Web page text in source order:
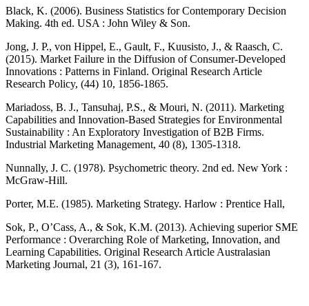
Black, K. (2006). Business Statistics for Contemporary Decision
Making. 4th ed. USA : John Wiley & Son.
Jong, J. P., von Hippel, E., Gault, F., Kuusisto, J., & Raasch, C.
(2015). Market Failure in the Diffusion of Consumer-Developed
Innovations : Patterns in Finland. Original Research Article
Research Policy, (44) 10, 1856-1865.
Mariadoss, B. J., Tansuhaj, P.S., & Mouri, N. (2011). Marketing
Capabilities and Innovation-Based Strategies for Environmental
Sustainability : An Exploratory Investigation of B2B Firms.
Industrial Marketing Management, 40 (8), 1305-1318.
Nunnally, J. C. (1978). Psychometric theory. 2nd ed. New York :
McGraw-Hill.
Porter, M.E. (1985). Marketing Strategy. Harlow : Prentice Hall,
Sok, P., O’Cass, A., & Sok, K.M. (2013). Achieving superior SME
Performance : Overarching Role of Marketing, Innovation, and
Learning Capabilities. Original Research Article Australasian
Marketing Journal, 21 (3), 161-167.